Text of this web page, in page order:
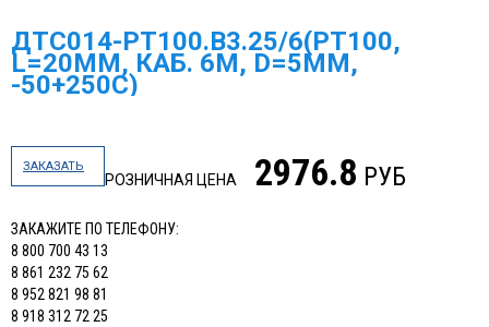
ДТС014-PT100.В3.25/6(PT100,
L=20ММ, КАБ. 6М, D=5ММ,
-50+250С)
ЗАКАЗАТЬ
РОЗНИЧНАЯ ЦЕНА 2976.8 РУБ
ЗАКАЖИТЕ ПО ТЕЛЕФОНУ:
8 800 700 43 13
8 861 232 75 62
8 952 821 98 81
8 918 312 72 25